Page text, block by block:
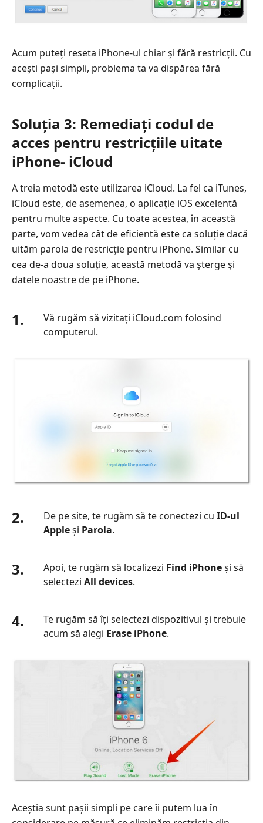
Acum puteți reseta iPhone-ul chiar și fără restricții. Cu
acești pași simpli, problema ta va dispărea fără
complicații.
Soluția 3: Remediați codul de
acces pentru restricțiile uitate
iPhone- iCloud
A treia metodă este utilizarea iCloud. La fel ca iTunes,
iCloud este, de asemenea, o aplicație iOS excelentă
pentru multe aspecte. Cu toate acestea, în această
parte, vom vedea cât de eficientă este ca soluție dacă
uităm parola de restricție pentru iPhone. Similar cu
cea de-a doua soluție, această metodă va șterge și
datele noastre de pe iPhone.
1.
Vă rugăm să vizitați iCloud.com folosind
computerul.
2. De pe site, te rugăm să te conectezi cu ID‑ul
Appleși Parola.
3. Apoi, te rugăm să localizezi Find iPhoneși să
selectezi All devices.
4.
Te rugăm să îți selectezi dispozitivul și trebuie
acum să alegi Erase iPhone.
Aceștia sunt pașii simpli pe care îi putem lua în